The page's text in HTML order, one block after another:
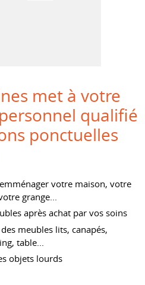
met à votre
qualifié
ponctuelles
votre maison, votre
grange...
après achat par vos soins
meubles lits, canapés,
table...
objets lourds